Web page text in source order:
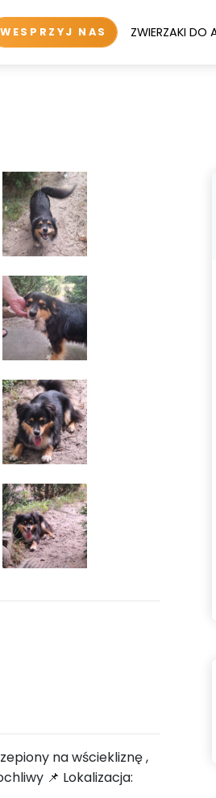
WESPRZYJ NAS ZWIERZAKI DO
na wściekliznę ,
📌 Lokalizacja: